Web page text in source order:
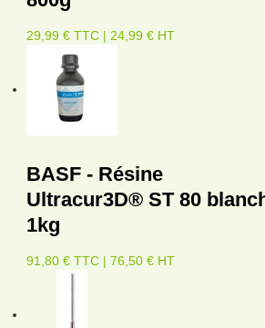
29,99 € TTC | 24,99 € HT
BASF - Résine
Ultracur3D® ST 80
1kg
91,80 € TTC | 76,50 € HT